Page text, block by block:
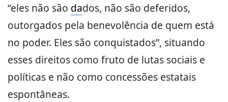
“eles não são dados, não são deferidos,
outorgados pela benevolência de quem está
no poder. Eles são conquistados”, situando
esses direitos como fruto de lutas sociais e
políticas e não como concessões estatais
espontâneas.